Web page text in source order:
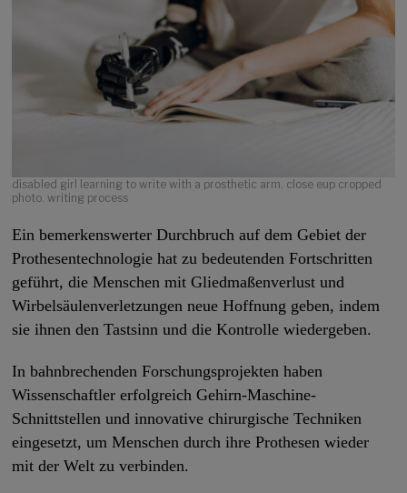
disabled girl learning to write with a prosthetic arm. close eup cropped
photo. writing process
Ein bemerkenswerter Durchbruch auf dem Gebiet der
Prothesentechnologie hat zu bedeutenden Fortschritten
geführt, die Menschen mit Gliedmaßenverlust und
Wirbelsäulenverletzungen neue Hoffnung geben, indem
sie ihnen den Tastsinn und die Kontrolle wiedergeben.
In bahnbrechenden Forschungsprojekten haben
Wissenschaftler erfolgreich Gehirn-Maschine-
Schnittstellen und innovative chirurgische Techniken
eingesetzt, um Menschen durch ihre Prothesen wieder
mit der Welt zu verbinden.